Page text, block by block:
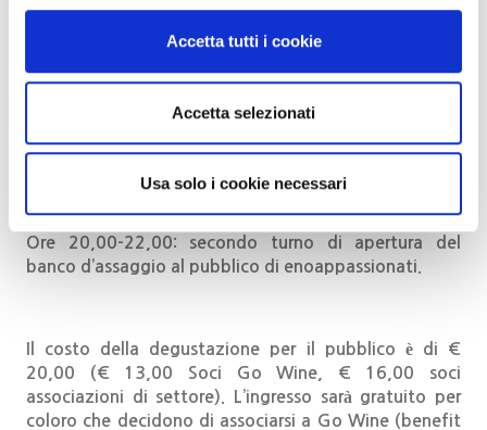
Accetta tutti i cookie
Accetta selezionati
Usa solo i cookie necessari
riconosciuti che operano in enoteche, ristoranti, wine
bar:due persone per locale).
La richiesta di accredito avviene tramite mail. Go
Ore 18,00-20,00: primo turno di apertura del banco
Ore 20,00-22,00: secondo turno di apertura del
banco d’assaggio al pubblico di enoappassionati.
Il costo della degustazione per il pubblico è di €
20,00 (€ 13,00 Soci Go Wine, € 16,00 soci
associazioni di settore). L’ingresso sarà gratuito per
coloro che decidono di associarsi a Go Wine (benefit